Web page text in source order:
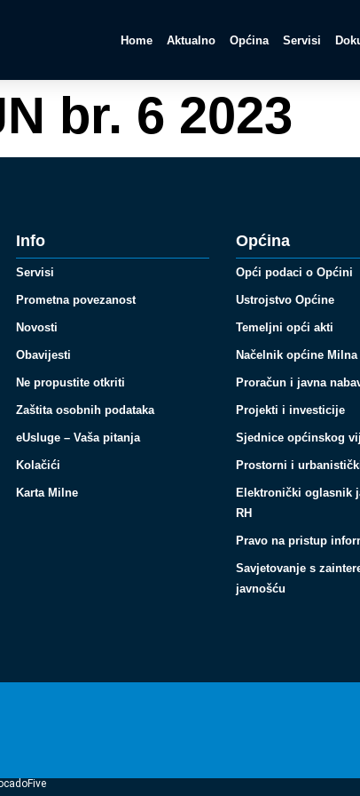
Home Aktualno Općina Servisi
br. 6 2023
Info
Servisi
Prometna povezanost
Novosti
Obavijesti
Ne propustite otkriti
Zaštita osobnih podataka
eUsluge – Vaša pitanja
Kolačići
Karta Milne
Općina
Opći podaci o Općini
Ustrojstvo Općine
Temeljni opći akti
Načelnik općine Milna
Proračun i javna
Projekti i investicije
Sjednice općinskog
Prostorni i
Elektronički oglasnik
RH
Pravo na pristup
Savjetovanje s
javnošću